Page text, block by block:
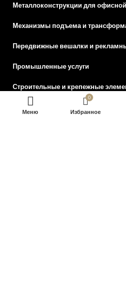
Металлоконструкции для
Механизмы подъема и
Передвижные вешалки и
Промышленные услуги
Строительные и крепежные
Сушки и выдвижные корзины для
В
Меню
0
Избранное